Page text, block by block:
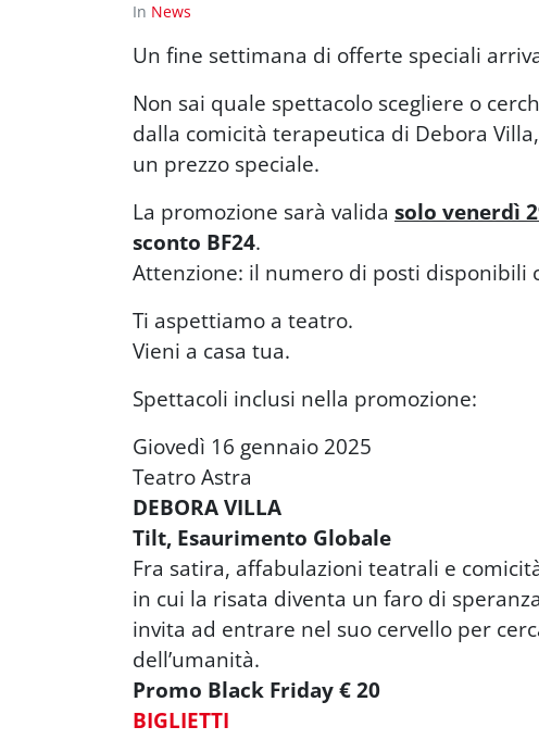
In News
Un fine settimana di offerte speciali
Non sai quale spettacolo scegliere o
dalla comicità terapeutica di Debora
un prezzo speciale.
La promozione sarà valida solo venerdì
sconto BF24.
Attenzione: il numero di posti disponibili
Ti aspettiamo a teatro.
Vieni a casa tua.
Spettacoli inclusi nella promozione:
Giovedì 16 gennaio 2025
Teatro Astra
DEBORA VILLA
Tilt, Esaurimento Globale
Fra satira, affabulazioni teatrali e
in cui la risata diventa un faro di
invita ad entrare nel suo cervello per
dell’umanità.
Promo Black Friday € 20
BIGLIETTI